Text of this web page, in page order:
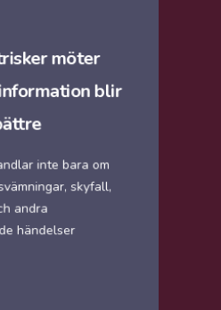
möter
blir
inte bara om
skyfall,
andra
händelser